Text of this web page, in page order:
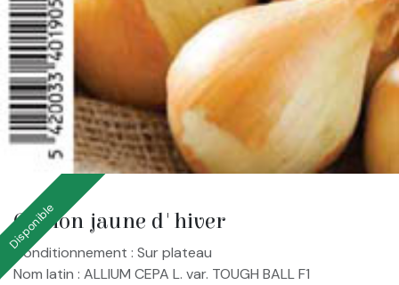
Oignon jaune d'hiver
Disponible
Conditionnement : Sur plateau
Nom latin : ALLIUM CEPA L. var. TOUGH BALL F1